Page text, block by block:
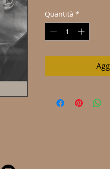
Quantità *